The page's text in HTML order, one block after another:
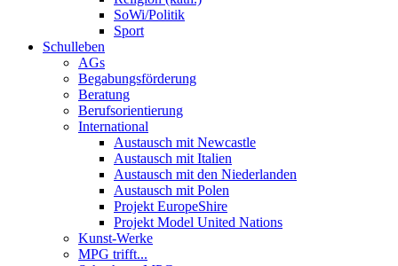
SoWi/Politik
Sport
Schulleben
AGs
Begabungsförderung
Beratung
Berufsorientierung
International
Austausch mit Newcastle
Austausch mit Italien
Austausch mit den Niederlanden
Austausch mit Polen
Projekt EuropeShire
Projekt Model United Nations
Kunst-Werke
MPG trifft...